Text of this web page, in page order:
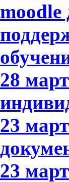
moodle
28
23
23